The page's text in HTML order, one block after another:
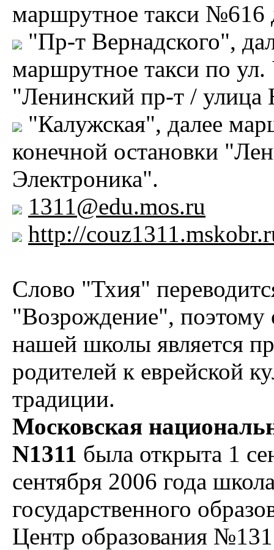
маршрутное такси №616
"Пр-т Вернадского",
маршрутное такси по ул.
"Ленинский пр-т / улица
"Калужская", далее
конечной остановки
Электроника".
1311@edu.mos.ru
http://
Слово "Тхия"
"Возрождение", поэтому
нашей школы является
родителей к еврейской
традиции.
Московская
N1311 была открыта 1
сентября 2006 года
государственного
Центр образования